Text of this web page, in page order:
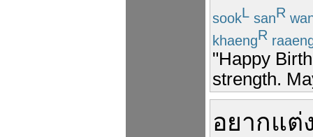
sookL sanR
khaengR
"Happy
strength.
อยากแต่